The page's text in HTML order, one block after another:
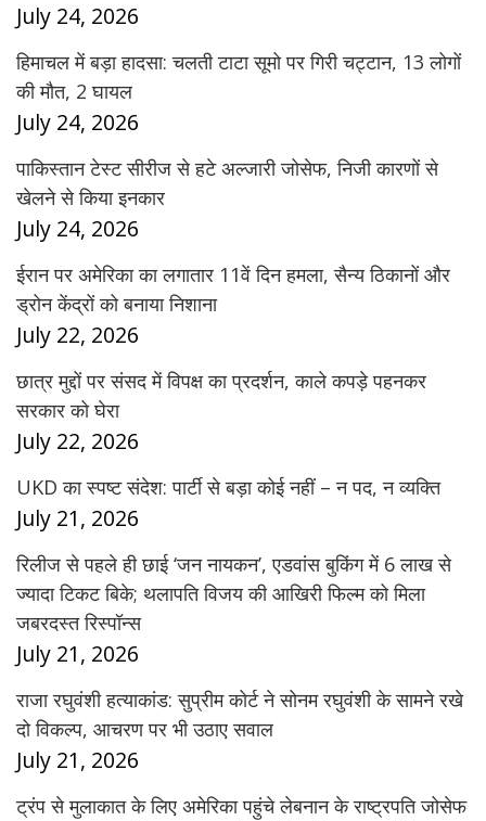
July 24, 2026
हिमाचल में बड़ा हादसा: चलती टाटा सूमो पर गिरी चट्टान, 13 लोगों
की मौत, 2 घायल
July 24, 2026
पाकिस्तान टेस्ट सीरीज से हटे अल्जारी जोसेफ, निजी कारणों से
खेलने से किया इनकार
July 24, 2026
ईरान पर अमेरिका का लगातार 11वें दिन हमला, सैन्य ठिकानों और
ड्रोन केंद्रों को बनाया निशाना
July 22, 2026
छात्र मुद्दों पर संसद में विपक्ष का प्रदर्शन, काले कपड़े पहनकर
सरकार को घेरा
July 22, 2026
UKD का स्पष्ट संदेश: पार्टी से बड़ा कोई नहीं – न पद, न व्यक्ति
July 21, 2026
रिलीज से पहले ही छाई ‘जन नायकन’, एडवांस बुकिंग में 6 लाख से
ज्यादा टिकट बिके; थलापति विजय की आखिरी फिल्म को मिला
जबरदस्त रिस्पॉन्स
July 21, 2026
राजा रघुवंशी हत्याकांड: सुप्रीम कोर्ट ने सोनम रघुवंशी के सामने रखे
दो विकल्प, आचरण पर भी उठाए सवाल
July 21, 2026
ट्रंप से मुलाकात के लिए अमेरिका पहुंचे लेबनान के राष्ट्रपति जोसेफ